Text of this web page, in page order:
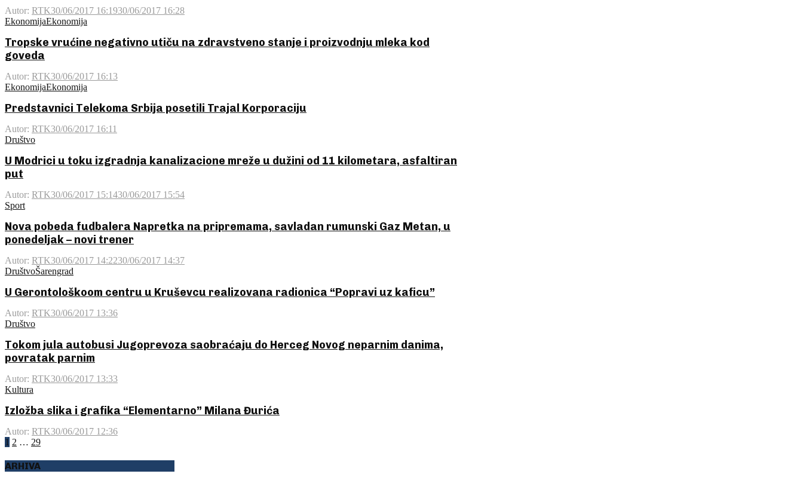
Autor: RTK30/06/2017 16:1930/06/2017 16:28
EkonomijaEkonomija
Tropske vrućine negativno utiču na zdravstveno stanje i proizvodnju mleka kod
goveda
Autor: RTK30/06/2017 16:13
EkonomijaEkonomija
Predstavnici Telekoma Srbija posetili Trajal Korporaciju
Autor: RTK30/06/2017 16:11
Društvo
U Modrici u toku izgradnja kanalizacione mreže u dužini od 11 kilometara, asfaltiran
put
Autor: RTK30/06/2017 15:1430/06/2017 15:54
Sport
Nova pobeda fudbalera Napretka na pripremama, savladan rumunski Gaz Metan, u
ponedeljak – novi trener
Autor: RTK30/06/2017 14:2230/06/2017 14:37
DruštvoŠarengrad
U Gerontološkoom centru u Kruševcu realizovana radionica “Popravi uz kaficu”
Autor: RTK30/06/2017 13:36
Društvo
Tokom jula autobusi Jugoprevoza saobraćaju do Herceg Novog neparnim danima,
povratak parnim
Autor: RTK30/06/2017 13:33
Kultura
Izložba slika i grafika “Elementarno” Milana Đurića
Autor: RTK30/06/2017 12:36
Posts
pagination
1 2 … 29
ARHIVA